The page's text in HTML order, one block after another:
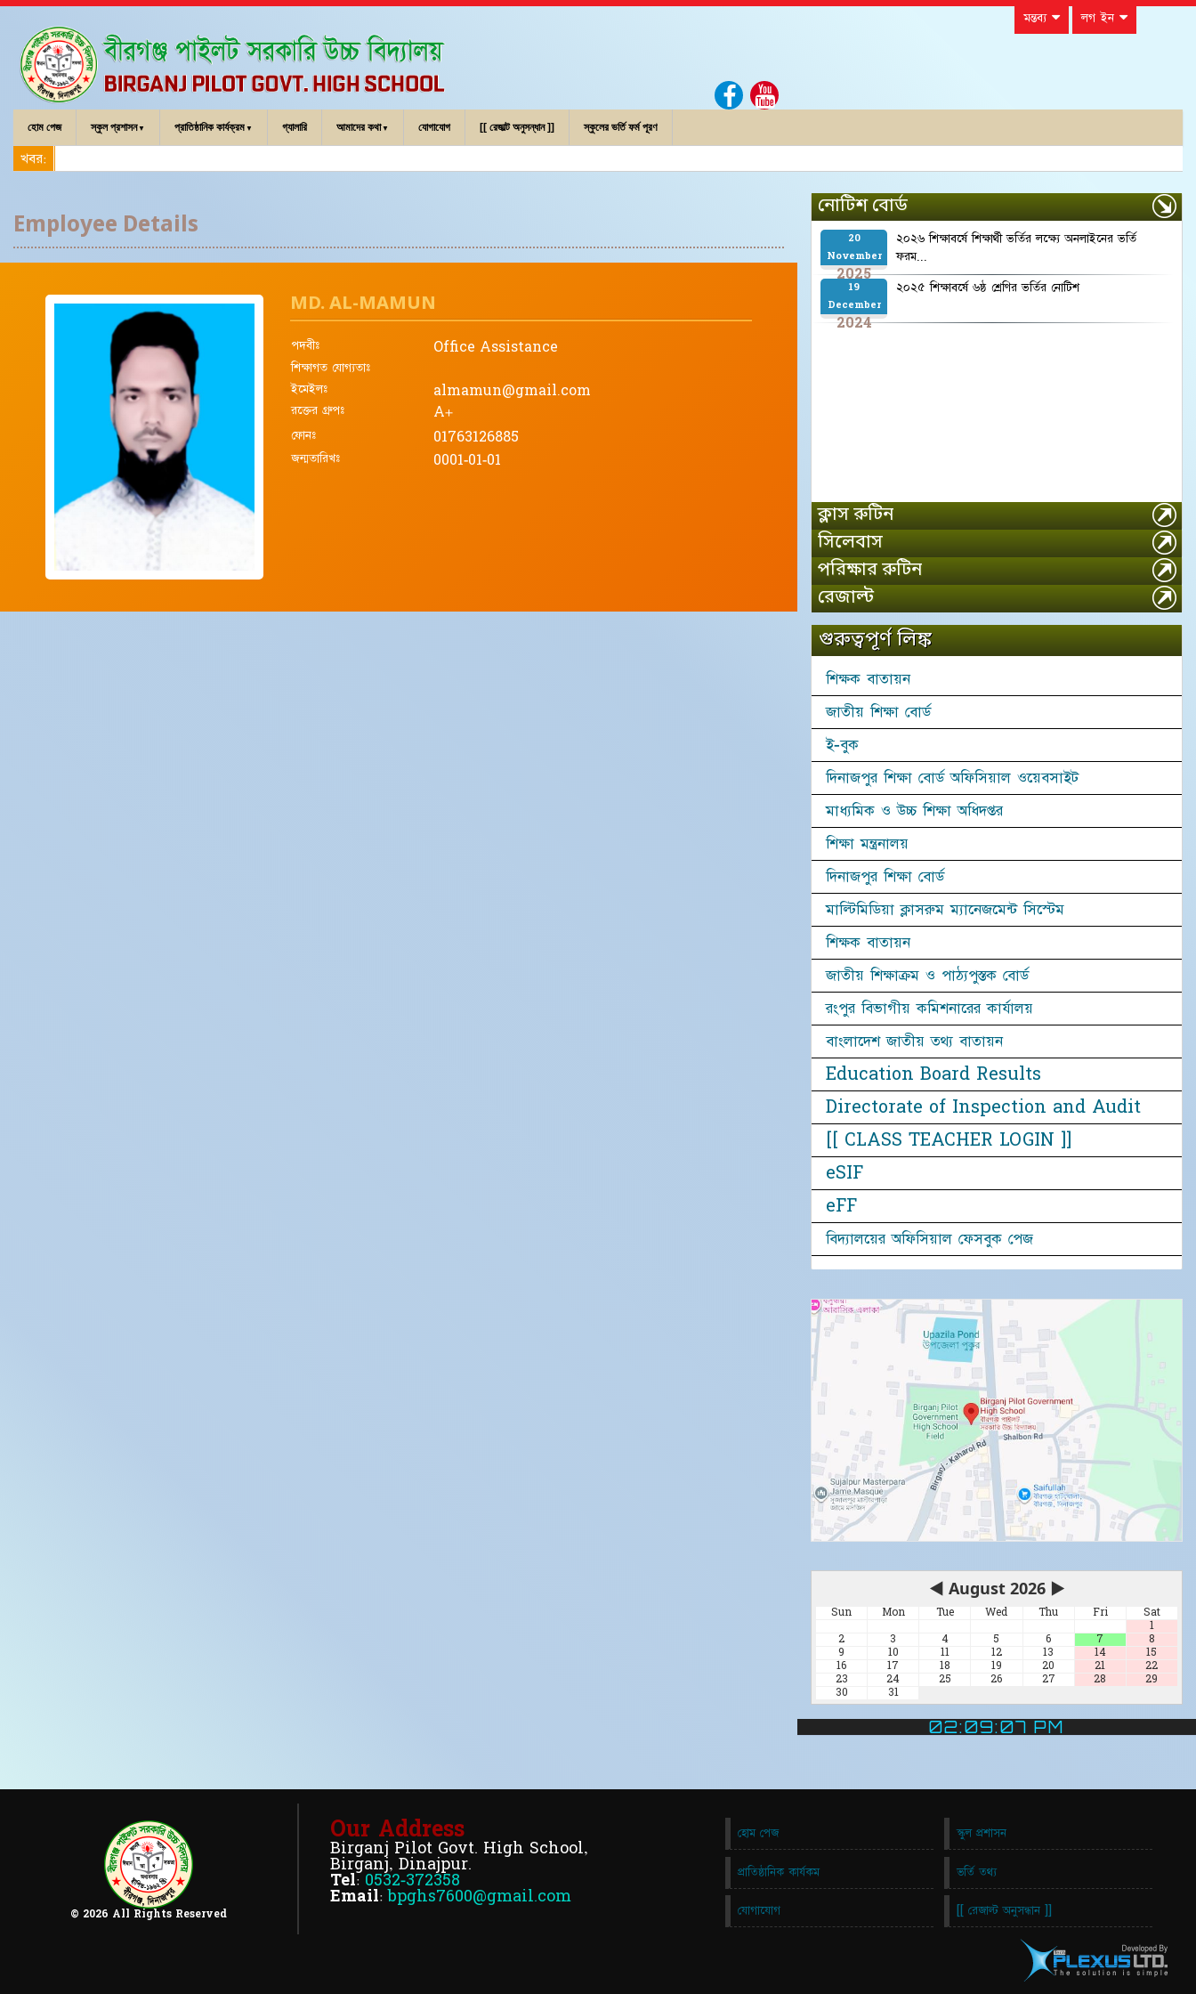
মন্তব্য লগ ইন
হোম পেজ স্কুল প্রশাসন প্রাতিষ্ঠানিক কার্যক্রম গ্যালারি আমাদের কথা যোগাযোগ [[ রেজাল্ট অনুসন্ধান ]] স্কুলের ভর্তি ফর্ম পূরণ
খবর:
Employee Details
MD. AL-MAMUN
পদবীঃ
Office Assistance
শিক্ষাগত যোগ্যতাঃ
ইমেইলঃ
almamun@gmail.com
রক্তের গ্রুপঃ
A+
ফোনঃ
01763126885
জন্মতারিখঃ
0001-01-01
নোটিশ বোর্ড
20
November
2025
২০২৬ শিক্ষাবর্ষে শিক্ষার্থী ভর্তির লক্ষ্যে অনলাইনের ভর্তি
ফরম...
19
December
2024
২০২৫ শিক্ষাবর্ষে ৬ষ্ঠ শ্রেণির ভর্তির নোটিশ
ক্লাস রুটিন
সিলেবাস
পরিক্ষার রুটিন
রেজাল্ট
গুরুত্বপূর্ণ লিঙ্ক
শিক্ষক বাতায়ন
জাতীয় শিক্ষা বোর্ড
ই-বুক
দিনাজপুর শিক্ষা বোর্ড অফিসিয়াল ওয়েবসাইট
মাধ্যমিক ও উচ্চ শিক্ষা অধিদপ্তর
শিক্ষা মন্ত্রনালয়
দিনাজপুর শিক্ষা বোর্ড
মাল্টিমিডিয়া ক্লাসরুম ম্যানেজমেন্ট সিস্টেম
শিক্ষক বাতায়ন
জাতীয় শিক্ষাক্রম ও পাঠ্যপুস্তক বোর্ড
রংপুর বিভাগীয় কমিশনারের কার্যালয়
বাংলাদেশ জাতীয় তথ্য বাতায়ন
Education Board Results
Directorate of Inspection and Audit
[[ CLASS TEACHER LOGIN ]]
eSIF
eFF
বিদ্যালয়ের অফিসিয়াল ফেসবুক পেজ
◀ August 2026 ▶
Sun Mon Tue Wed Thu Fri
Sat
1
2
3 4 5 6 7
8
9
10 11 12 13 14
15
16
17 18 19 20 21
22
23
24 25 26 27 28
29
30
31
02:09:08 PM
© 2026 All Rights Reserved
Our Address
Birganj Pilot Govt. High School,
Birganj, Dinajpur.
Tel: 0532-372358
Email: bpghs7600@gmail.com
হোম পেজ স্কুল প্রশাসন
প্রাতিষ্ঠানিক কার্যকম ভর্তি তথ্য
যোগাযোগ [[ রেজাল্ট অনুসন্ধান ]]